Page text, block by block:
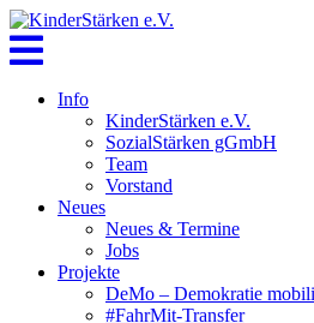
Skip
to
content
Info
KinderStärken e.V.
SozialStärken gGmbH
Team
Vorstand
Neues
Neues & Termine
Jobs
Projekte
DeMo – Demokratie
#FahrMit-Transfer